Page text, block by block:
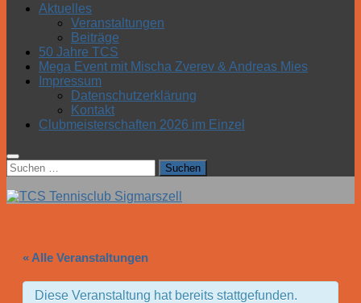
Aktuelles
Veranstaltungen
Beiträge
50 Jahre TCS
Mega Event mit Mischa Zverev & Andreas Mies
Impressum
Datenschutzerklärung
Kontakt
Clubmeisterschaften 2026 im Einzel
Suchen
nach:
« Alle Veranstaltungen
Diese Veranstaltung hat bereits stattgefunden.